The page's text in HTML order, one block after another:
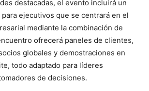
destacadas, el evento incluirá un
ejecutivos que se centrará en el
mediante la combinación de
ofrecerá paneles de clientes,
globales y demostraciones en
todo adaptado para líderes
de decisiones.